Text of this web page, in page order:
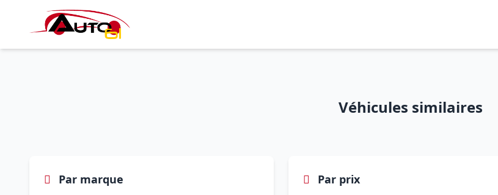
Véhicules similaires
Par marque Par prix